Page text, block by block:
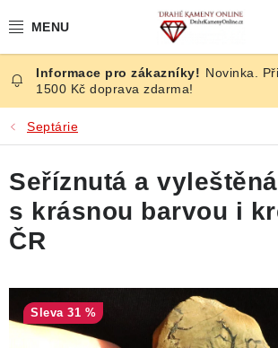
na
ČESKÉ KAMENY
ŠPERKY
KAMENY ZE SVĚTA
BROUŠENÉ
ÚČINKY
Novinka.
1500 Kč doprava zdarma!
Septárie
Seříznutá a
s krásnou barvou i
ČR
31 %